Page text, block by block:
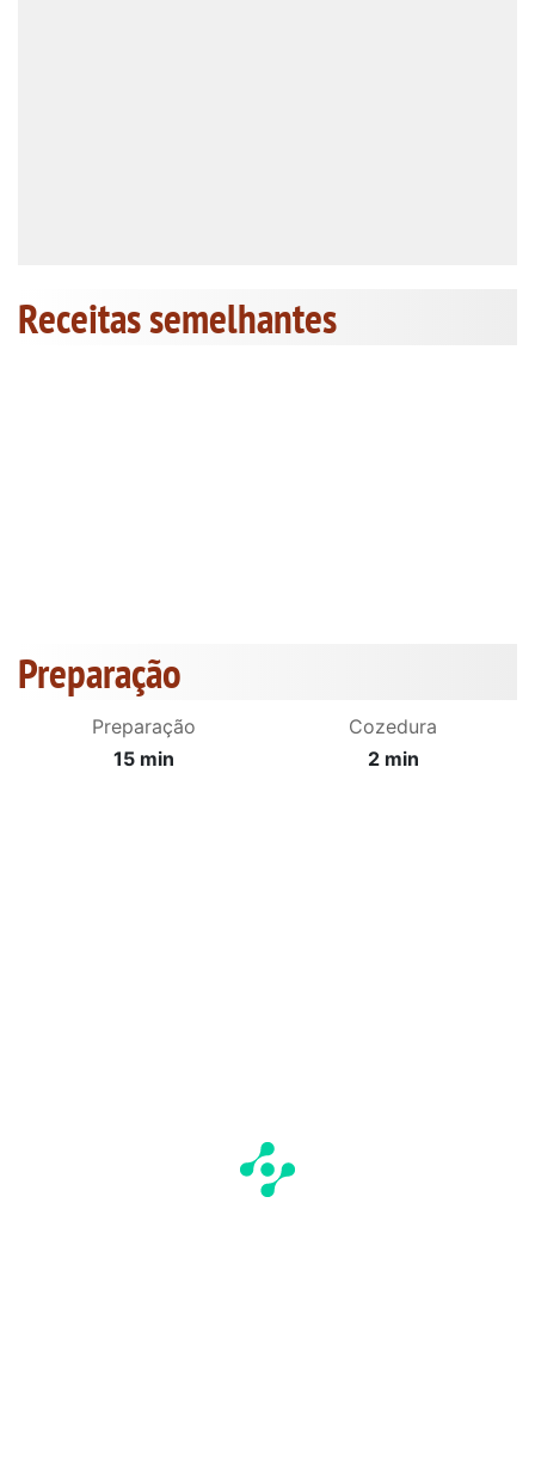
Receitas semelhantes
Preparação
Preparação
15 min
Cozedura
2 min